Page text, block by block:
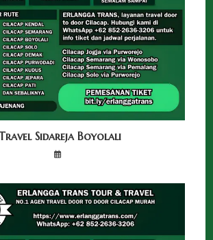
Sidareja Boyolali